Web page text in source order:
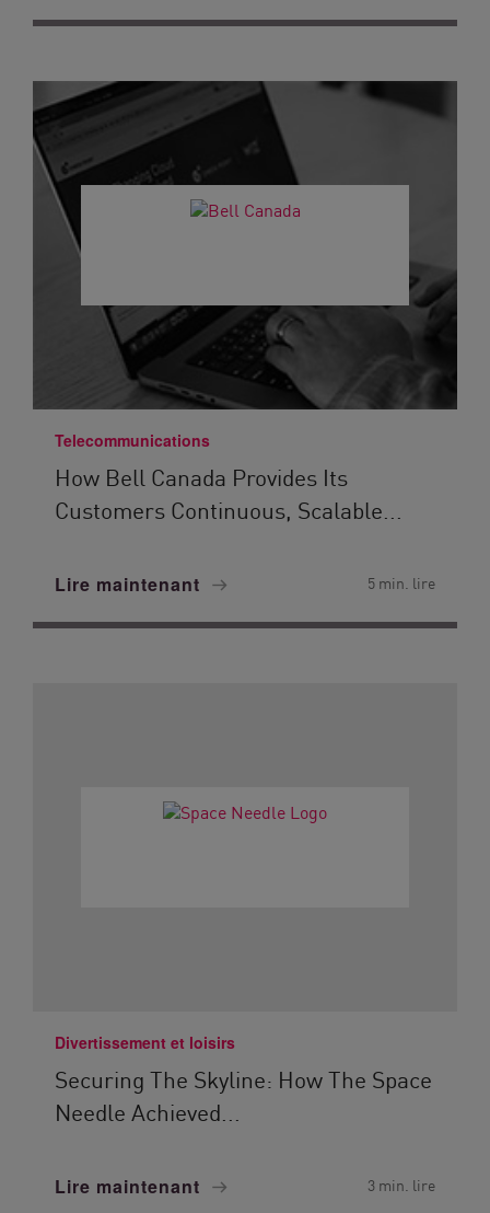
Telecommunications
How Bell Canada Provides Its
Customers Continuous, Scalable...
Lire maintenant 5 min. lire
Divertissement et loisirs
Securing The Skyline: How The Space
Needle Achieved...
Lire maintenant 3 min. lire